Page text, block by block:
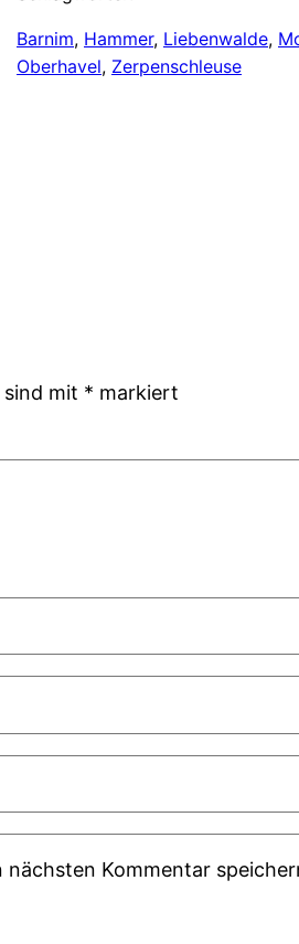
Barnim, Hammer, Liebenwalde,
Oberhavel, Zerpenschleuse
mit * markiert
nächsten Kommentar